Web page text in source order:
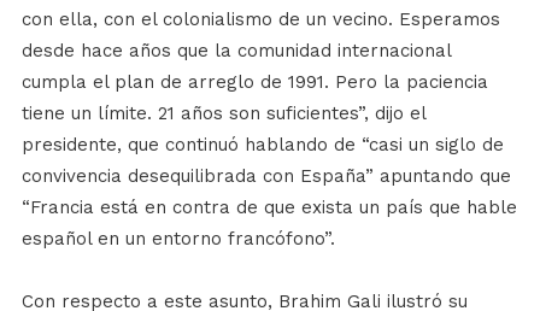
con ella, con el colonialismo de un vecino. Esperamos
desde hace años que la comunidad internacional
cumpla el plan de arreglo de 1991. Pero la paciencia
tiene un límite. 21 años son suficientes”, dijo el
presidente, que continuó hablando de “casi un siglo de
convivencia desequilibrada con España” apuntando que
“Francia está en contra de que exista un país que hable
español en un entorno francófono”.
Con respecto a este asunto, Brahim Gali ilustró su